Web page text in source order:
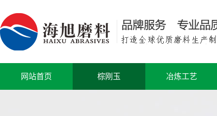
网站首页 棕刚玉 冶炼工艺